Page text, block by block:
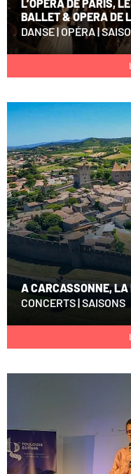
L’OPÉRA DE PARIS,
BALLET & OPERA DE
DANSE|OPÉRA|
A CARCASSONNE, LA
CONCERTS|SAISONS